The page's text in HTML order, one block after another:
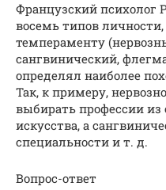
Французский психолог
восемь типов
темпераменту
сангвинический,
определял наиболее
Так, к примеру,
выбирать профессии
искусства, а
специальности и т. д.
Вопрос-ответ